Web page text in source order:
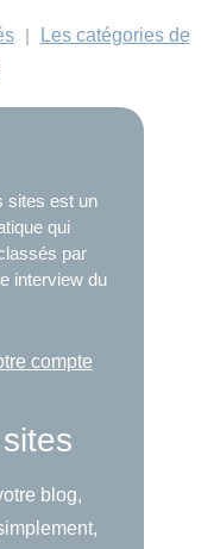
|
Les catégories de
sites est un
qui
par
interview du
compte
blog,